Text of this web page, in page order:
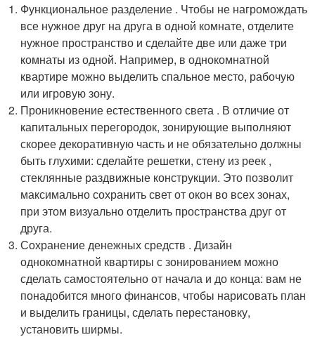
Функциональное разделение . Чтобы не нагромождать
все нужное друг на друга в одной комнате, отделите
нужное пространство и сделайте две или даже три
комнаты из одной. Например, в однокомнатной
квартире можно выделить спальное место, рабочую
или игровую зону.
Проникновение естественного света . В отличие от
капитальных перегородок, зонирующие выполняют
скорее декоративную часть и не обязательно должны
быть глухими: сделайте решетки, стену из реек ,
стеклянные раздвижные конструкции. Это позволит
максимально сохранить свет от окон во всех зонах,
при этом визуально отделить пространства друг от
друга.
Сохранение денежных средств . Дизайн
однокомнатной квартиры с зонированием можно
сделать самостоятельно от начала и до конца: вам не
понадобится много финансов, чтобы нарисовать план
и выделить границы, сделать перестановку,
установить ширмы.